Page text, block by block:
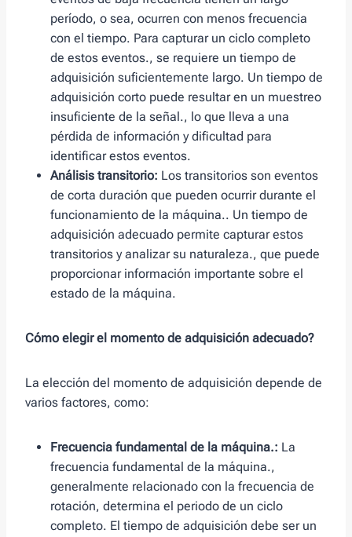
período, o sea, ocurren con menos frecuencia
con el tiempo. Para capturar un ciclo completo
de estos eventos., se requiere un tiempo de
adquisición suficientemente largo. Un tiempo de
adquisición corto puede resultar en un muestreo
insuficiente de la señal., lo que lleva a una
pérdida de información y dificultad para
identificar estos eventos.
Análisis transitorio: Los transitorios son eventos
de corta duración que pueden ocurrir durante el
funcionamiento de la máquina.. Un tiempo de
adquisición adecuado permite capturar estos
transitorios y analizar su naturaleza., que puede
proporcionar información importante sobre el
estado de la máquina.
Cómo elegir el momento de adquisición adecuado?
La elección del momento de adquisición depende de
varios factores, como:
Frecuencia fundamental de la máquina.: La
frecuencia fundamental de la máquina.,
generalmente relacionado con la frecuencia de
rotación, determina el periodo de un ciclo
completo. El tiempo de adquisición debe ser un